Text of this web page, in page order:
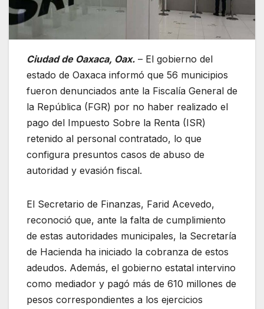
Ciudad de Oaxaca, Oax. – El gobierno del
estado de Oaxaca informó que 56 municipios
fueron denunciados ante la Fiscalía General de
la República (FGR) por no haber realizado el
pago del Impuesto Sobre la Renta (ISR)
retenido al personal contratado, lo que
configura presuntos casos de abuso de
autoridad y evasión fiscal.
El Secretario de Finanzas, Farid Acevedo,
reconoció que, ante la falta de cumplimiento
de estas autoridades municipales, la Secretaría
de Hacienda ha iniciado la cobranza de estos
adeudos. Además, el gobierno estatal intervino
como mediador y pagó más de 610 millones de
pesos correspondientes a los ejercicios